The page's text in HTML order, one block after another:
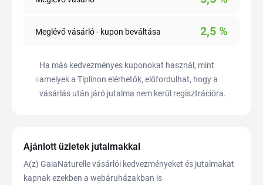
Meglévő vásárló - kupon beváltása 2,5 %
Ha más kedvezményes kuponokat használ, mint
amelyek a Tiplinon elérhetők, előfordulhat, hogy a
vásárlás után járó jutalma nem kerül regisztrációra.
Ajánlott üzletek jutalmakkal
A(z) GaiaNaturelle vásárlói kedvezményeket és jutalmakat
kapnak ezekben a webáruházakban is